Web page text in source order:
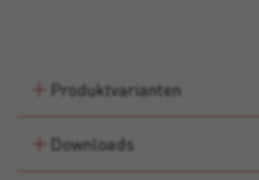
Produktvarianten
Downloads